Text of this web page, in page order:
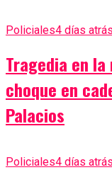
Policiales4 días atrás
Tragedia en
choque en
Palacios
Policiales4 días atrás